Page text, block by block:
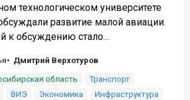
технологическом университете
развитие малой авиации.
к обсуждению стало...
Дмитрий Верхотуров
область
Транспорт
ВИЭ Экономика Инфраструктура